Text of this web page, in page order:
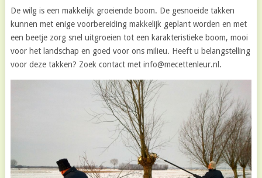
De wilg is een makkelijk groeiende boom. De gesnoeide takken
kunnen met enige voorbereiding makkelijk geplant worden en met
een beetje zorg snel uitgroeien tot een karakteristieke boom, mooi
voor het landschap en goed voor ons milieu. Heeft u belangstelling
voor deze takken? Zoek contact met info@mecettenleur.nl.